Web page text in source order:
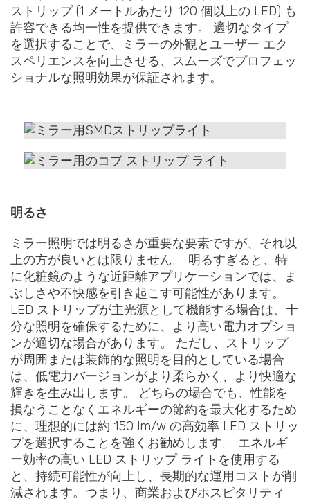
ストリップ (1 メートルあたり 120 個以上の LED) も
許容できる均一性を提供できます。 適切なタイプ
を選択することで、ミラーの外観とユーザー エク
スペリエンスを向上させる、スムーズでプロフェッ
ショナルな照明効果が保証されます。
SMD ストリップ ライト ミラー
明るさ
ミラー照明では明るさが重要な要素ですが、それ以
上の方が良いとは限りません。 明るすぎると、特
に化粧鏡のような近距離アプリケーションでは、ま
ぶしさや不快感を引き起こす可能性があります。
LED ストリップが主光源として機能する場合は、十
分な照明を確保するために、より高い電力オプショ
ンが適切な場合があります。 ただし、ストリップ
が周囲または装飾的な照明を目的としている場合
は、低電力バージョンがより柔らかく、より快適な
輝きを生み出します。 どちらの場合でも、性能を
損なうことなくエネルギーの節約を最大化するため
に、理想的には約 150 lm/w の高効率 LED ストリッ
プを選択することを強くお勧めします。 エネルギ
ー効率の高い LED ストリップ ライトを使用する
と、持続可能性が向上し、長期的な運用コストが削
減されます。つまり、商業およびホスピタリティ